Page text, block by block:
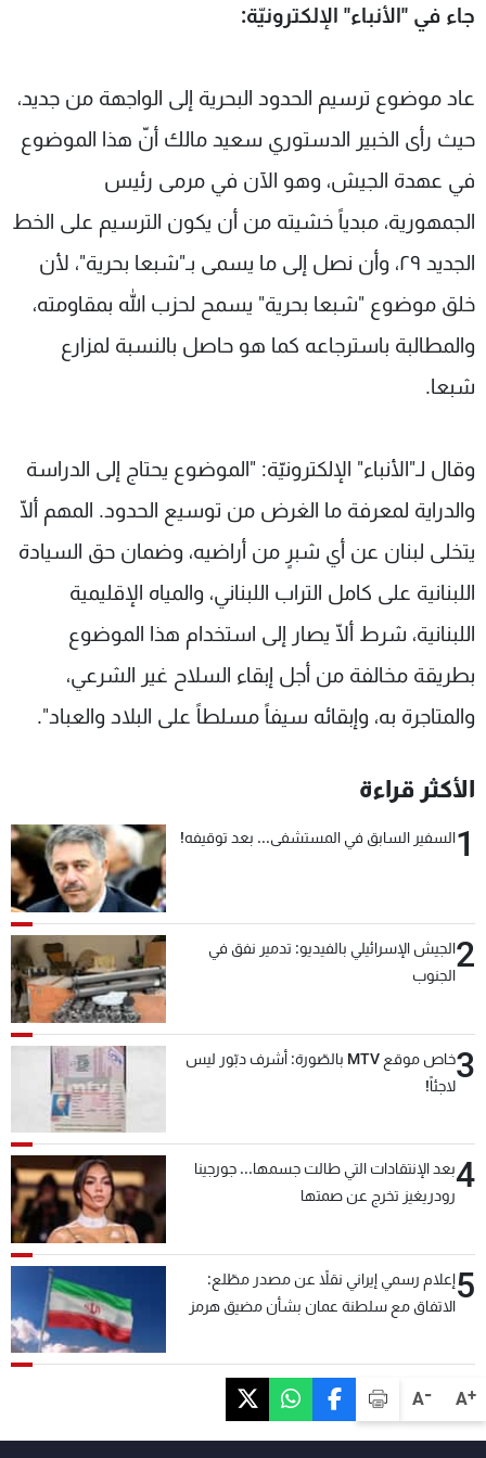
A+
A-
جاء في "الأنباء" الإلكترونيّة:
عاد موضوع ترسيم الحدود البحرية إلى الواجهة من جديد،
حيث رأى الخبير الدستوري سعيد مالك أنّ هذا الموضوع
في عهدة الجيش، وهو الآن في مرمى رئيس
الجمهورية، مبدياً خشيته من أن يكون الترسيم على الخط
الجديد ٢٩، وأن نصل إلى ما يسمى بـ"شبعا بحرية"، لأن
خلق موضوع "شبعا بحرية" يسمح لحزب الله بمقاومته،
والمطالبة باسترجاعه كما هو حاصل بالنسبة لمزارع
شبعا.
وقال لـ"الأنباء" الإلكترونيّة: "الموضوع يحتاج إلى الدراسة
والدراية لمعرفة ما الغرض من توسيع الحدود. المهم ألّا
يتخلى لبنان عن أي شبرٍ من أراضيه، وضمان حق السيادة
اللبنانية على كامل التراب اللبناني، والمياه الإقليمية
اللبنانية، شرط ألّا يصار إلى استخدام هذا الموضوع
بطريقة مخالفة من أجل إبقاء السلاح غير الشرعي،
والمتاجرة به، وإبقائه سيفاً مسلطاً على البلاد والعباد".
الأكثر قراءة
1السفير السابق في المستشفى... بعد توقيفه!
2الجيش الإسرائيلي بالفيديو: تدمير نفق في
الجنوب
3
خاص موقع MTV بالصّورة: أشرف دبّور ليس
لاجئاً!
4بعد الإنتقادات التي طالت جسمها... جورجينا
رودريغيز تخرج عن صمتها
5إعلام رسمي إيراني نقلاً عن مصدر مطّلع:
الاتفاق مع سلطنة عمان بشأن مضيق هرمز
شاهد البرامج
الإنـتـاج
تواصل معنا
شروط الإسـتخدام
سياسة الخصوصية